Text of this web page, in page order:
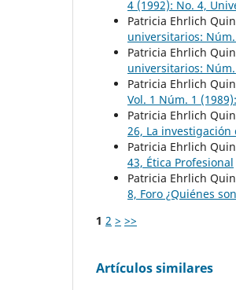
4 (1992): No. 4,
Patricia Ehrlich
universitarios:
Patricia Ehrlich
universitarios:
Patricia Ehrlich
Vol. 1 Núm. 1
Patricia Ehrlich
26, La
Patricia Ehrlich
43, Ética Profesional
Patricia Ehrlich
8, Foro ¿Quiénes
1 2 > >>
Artículos similares